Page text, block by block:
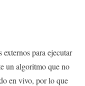
para ejecutar
un algoritmo que no
en vivo, por lo que